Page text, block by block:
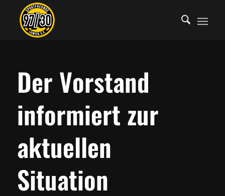
Der Vorstand
informiert zur
aktuellen
Situation